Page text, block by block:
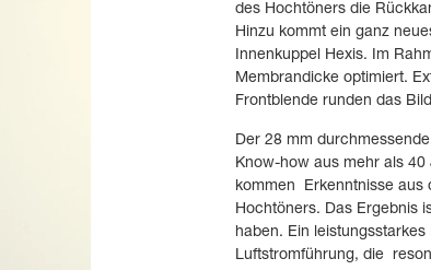
des Hochtöners die
Hinzu kommt ein ganz
Innenkuppel Hexis. Im
Membrandicke optimiert.
Frontblende runden das
Der 28 mm
Know-how aus mehr als
kommen Erkenntnisse aus
Hochtöners. Das Ergebnis
haben. Ein
Luftstromführung, die